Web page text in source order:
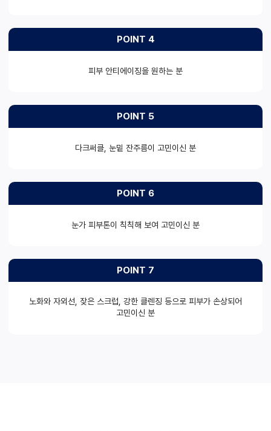
POINT 4
피부 안티에이징을 원하는 분
POINT 5
다크써클, 눈밑 잔주름이 고민이신 분
POINT 6
눈가 피부톤이 칙칙해 보여 고민이신 분
POINT 7
노화와 자외선, 잦은 스크럽, 강한 클렌징 등으로 피부가 손상되어
고민이신 분